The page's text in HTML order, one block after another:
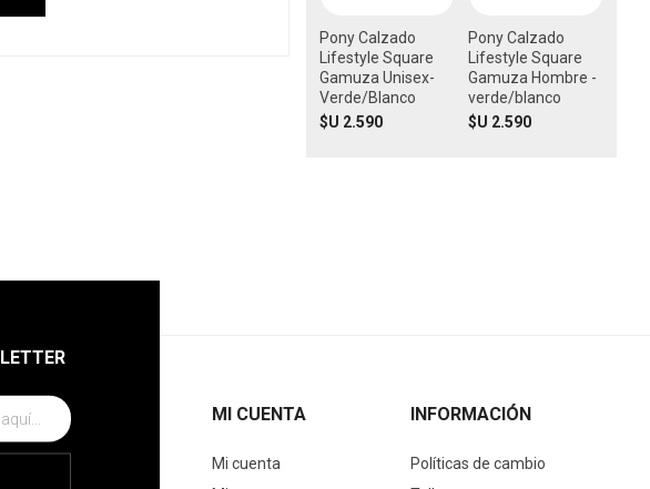
Pony Calzado
Lifestyle Square
Gamuza Unisex-
Verde/Blanco
$U 2.590
Pony Calzado
Lifestyle Square
Gamuza Hombre -
verde/blanco
$U 2.590
MI CUENTA
Mi cuenta
INFORMACIÓN
Políticas de cambio